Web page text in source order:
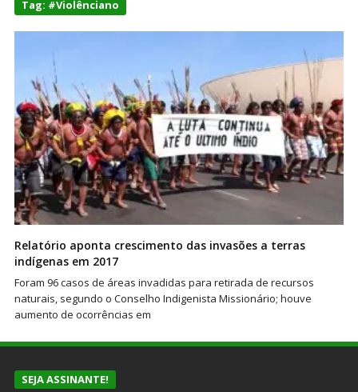
Tag: #Violênciano
Relatório aponta crescimento das invasões a terras
indígenas em 2017
Foram 96 casos de áreas invadidas para retirada de recursos
naturais, segundo o Conselho Indigenista Missionário; houve
aumento de ocorrências em
SEJA ASSINANTE!